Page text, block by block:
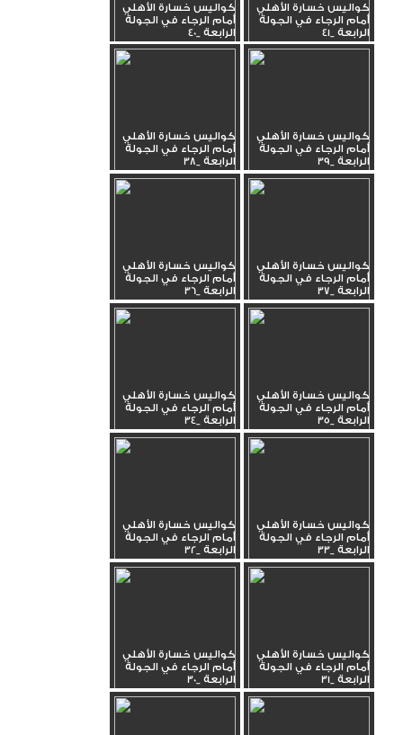
كواليس خسارة الأهلي
أمام الرجاء في الجولة
الرابعة _41
كواليس خسارة الأهلي
أمام الرجاء في الجولة
الرابعة _40
كواليس خسارة الأهلي
أمام الرجاء في الجولة
الرابعة _39
كواليس خسارة الأهلي
أمام الرجاء في الجولة
الرابعة _38
كواليس خسارة الأهلي
أمام الرجاء في الجولة
الرابعة _37
كواليس خسارة الأهلي
أمام الرجاء في الجولة
الرابعة _36
كواليس خسارة الأهلي
أمام الرجاء في الجولة
الرابعة _35
كواليس خسارة الأهلي
أمام الرجاء في الجولة
الرابعة _34
كواليس خسارة الأهلي
أمام الرجاء في الجولة
الرابعة _33
كواليس خسارة الأهلي
أمام الرجاء في الجولة
الرابعة _32
كواليس خسارة الأهلي
أمام الرجاء في الجولة
الرابعة _31
كواليس خسارة الأهلي
أمام الرجاء في الجولة
الرابعة _30